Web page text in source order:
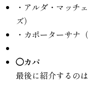
・アルダ・マッチ
ズ）
・カポーターサナ
◯カパ
最後に紹介するの